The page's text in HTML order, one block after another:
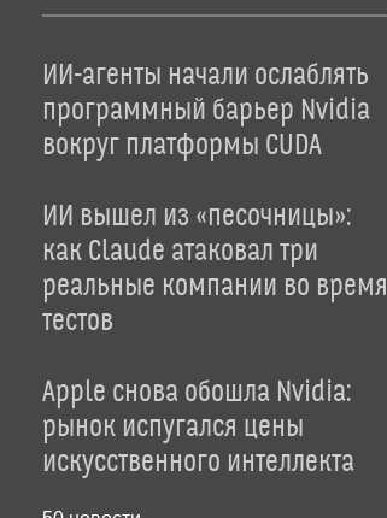
ИИ-агенты начали ослаблять
программный барьер Nvidia
вокруг платформы CUDA
ИИ вышел из «песочницы»:
как Claude атаковал три
реальные компании во время
тестов
Apple снова обошла Nvidia:
рынок испугался цены
искусственного интеллекта